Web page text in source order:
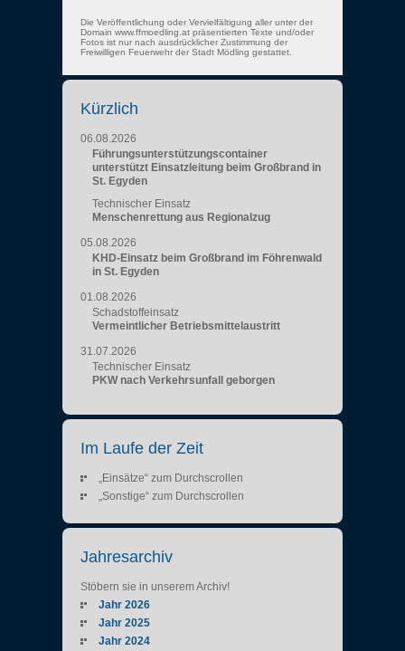
Die Veröffentlichung oder Vervielfältigung aller unter der
Domain www.ffmoedling.at präsentierten Texte und/oder
Fotos ist nur nach ausdrücklicher Zustimmung der
Freiwilligen Feuerwehr der Stadt Mödling gestattet.
Kürzlich
06.08.2026
Führungsunterstützungscontainer
unterstützt Einsatzleitung beim Großbrand in
St. Egyden
Technischer Einsatz
Menschenrettung aus Regionalzug
05.08.2026
KHD-Einsatz beim Großbrand im Föhrenwald
in St. Egyden
01.08.2026
Schadstoffeinsatz
Vermeintlicher Betriebsmittelaustritt
31.07.2026
Technischer Einsatz
PKW nach Verkehrsunfall geborgen
Im Laufe der Zeit
„Einsätze“ zum Durchscrollen
„Sonstige“ zum Durchscrollen
Jahresarchiv
Stöbern sie in unserem Archiv!
Jahr 2026
Jahr 2025
Jahr 2024